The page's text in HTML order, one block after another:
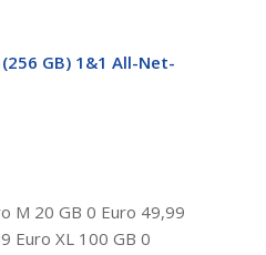
GB) 1&1 All-Net-
M 20 GB 0 Euro 49,99
Euro XL 100 GB 0